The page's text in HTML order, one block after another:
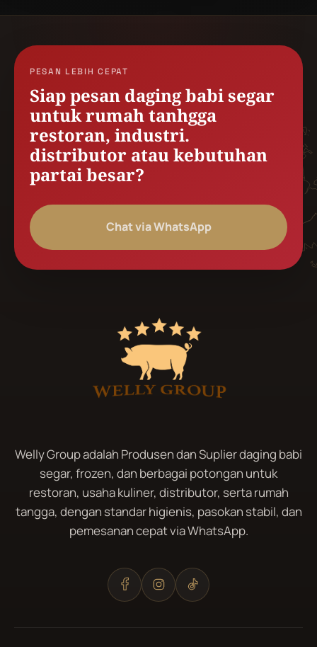
PESAN LEBIH CEPAT
Siap pesan daging babi segar
untuk rumah tanhgga
restoran, industri.
distributor atau kebutuhan
partai besar?
Chat via WhatsApp
Welly Group adalah Produsen dan Suplier daging babi
segar, frozen, dan berbagai potongan untuk
restoran, usaha kuliner, distributor, serta rumah
tangga, dengan standar higienis, pasokan stabil, dan
pemesanan cepat via WhatsApp.